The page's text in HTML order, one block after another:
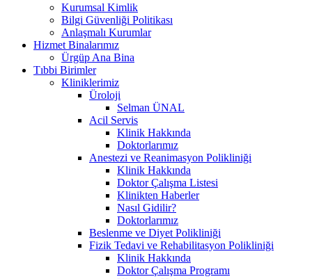
Kurumsal Kimlik
Bilgi Güvenliği Politikası
Anlaşmalı Kurumlar
Hizmet Binalarımız
Ürgüp Ana Bina
Tıbbi Birimler
Kliniklerimiz
Üroloji
Selman ÜNAL
Acil Servis
Klinik Hakkında
Doktorlarımız
Anestezi ve Reanimasyon Polikliniği
Klinik Hakkında
Doktor Çalışma Listesi
Klinikten Haberler
Nasıl Gidilir?
Doktorlarımız
Beslenme ve Diyet Polikliniği
Fizik Tedavi ve Rehabilitasyon Polikliniği
Klinik Hakkında
Doktor Çalışma Programı